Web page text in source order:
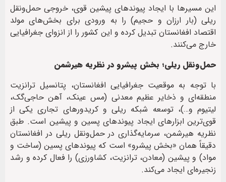
این مسیرها با ایجاد پیوندهای پیشین قوی، خروجی حمل‌ونقل
ریلی (بار ارزان و حجیم) را به ورودی برای بخش‌های مولد
اقتصاد افغانستان تبدیل کرده و این کشور را از انزوای جغرافیایی
خارج می‌کنند.
حمل‌ونقل ریلی؛ بخش پیشرو در نظریه هیرشمن
با توجه به موقعیت جغرافیایی افغانستان، پتانسیل ترانزیت
منطقه‌ای و ذخایر عظیم معدنی (مس عینک، آهن حاجی‌گک،
لیتیوم و…)، توسعه شبکه ریلی و کریدورهای تجاری یکی از
قوی‌ترین ابزارهای ایجاد پیوندهای پسین و پیشین است. طبق
نظریه هیرشمن، سرمایه‌گذاری در حمل‌ونقل ریلی در افغانستان
دقیقاً همان «بخش پیشرو» است که پیوندهای پسین (ساخت و
مواد) و پیشین (معادن، ترانزیت، کشاورزی) را فعال کرده و رشد
زنجیره‌ای ایجاد می‌کند.